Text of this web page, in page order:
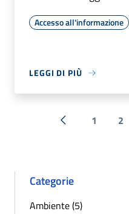
Accesso all'informazione
LEGGI DI PIÙ
« Precedente
1 2
Categorie
Ambiente (5)